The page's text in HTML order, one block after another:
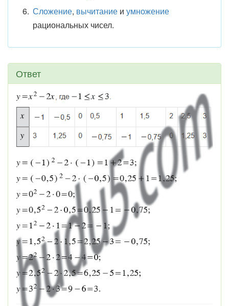
Сложение, вычитаниеи умножение
рациональных чисел.
Ответ